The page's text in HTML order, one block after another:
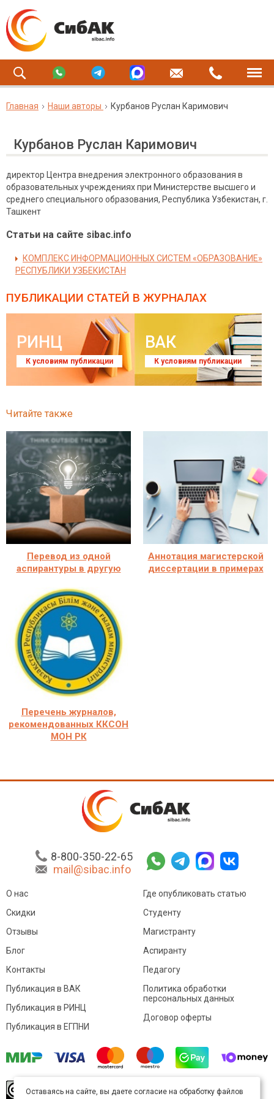
Главная Наши авторы Курбанов Руслан Каримович
Курбанов Руслан Каримович
директор Центра внедрения электронного образования в
образовательных учреждениях при Министерстве высшего и
среднего специального образования, Республика Узбекистан, г.
Ташкент
Статьи на сайте sibac.info
КОМПЛЕКС ИНФОРМАЦИОННЫХ СИСТЕМ «ОБРАЗОВАНИЕ»
РЕСПУБЛИКИ УЗБЕКИСТАН
ПУБЛИКАЦИИ СТАТЕЙ В ЖУРНАЛАХ
РИНЦ
К условиям публикации
ВАК
К условиям публикации
Читайте также
Перевод из одной
аспирантуры в другую
Аннотация магистерской
диссертации в примерах
Перечень журналов,
рекомендованных ККСОН
МОН РК
8-800-350-22-65
mail@sibac.info
О нас
Скидки
Отзывы
Блог
Контакты
Где опубликовать статью
Студенту
Магистранту
Аспиранту
Педагогу
Публикация в ВАК
Публикация в РИНЦ
Публикация в ЕГПНИ
Политика обработки
персональных данных
Договор оферты
произведение доступно полицензии Creative
Оставаясь на сайте, вы даете согласие на обработку файлов